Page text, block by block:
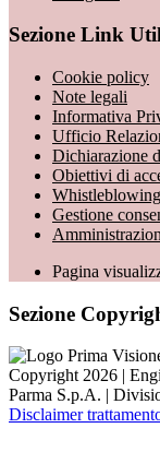
Sezione Link
Cookie policy
Note legali
Informativa
Ufficio
Dichiarazione
Obiettivi di
Whistleblowing
Gestione
Pagina
Sezione
Copyright 2026 |
Parma S.p.A. |
Disclaimer